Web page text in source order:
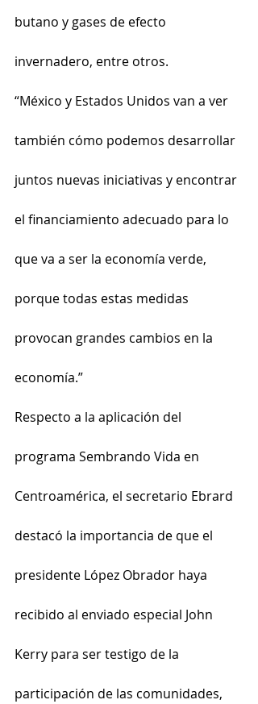
butano y gases de efecto
invernadero, entre otros.
“México y Estados Unidos van a ver
también cómo podemos desarrollar
juntos nuevas iniciativas y encontrar
el financiamiento adecuado para lo
que va a ser la economía verde,
porque todas estas medidas
provocan grandes cambios en la
economía.”
Respecto a la aplicación del
programa Sembrando Vida en
Centroamérica, el secretario Ebrard
destacó la importancia de que el
presidente López Obrador haya
recibido al enviado especial John
Kerry para ser testigo de la
participación de las comunidades,